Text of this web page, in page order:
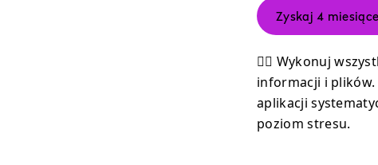
Zyskaj 4
👉🏾 Wykonuj
informacji i plików.
aplikacji
poziom stresu.